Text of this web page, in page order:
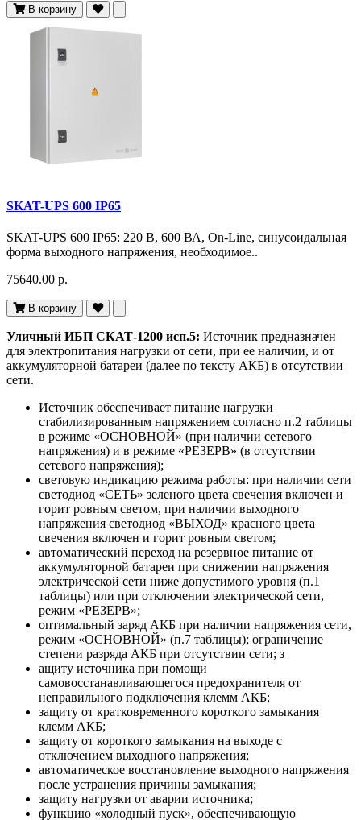
В корзину
SKAT-UPS 600 IP65
SKAT-UPS 600 IP65: 220 В, 600 ВА, On-Line, синусоидальная
форма выходного напряжения, необходимое..
75640.00 р.
В корзину
Уличный ИБП СКАТ-1200 исп.5: Источник предназначен
для электропитания нагрузки от сети, при ее наличии, и от
аккумуляторной батареи (далее по тексту АКБ) в отсутствии
сети.
Источник обеспечивает питание нагрузки
стабилизированным напряжением согласно п.2 таблицы
в режиме «ОСНОВНОЙ» (при наличии сетевого
напряжения) и в режиме «РЕЗЕРВ» (в отсутствии
сетевого напряжения);
световую индикацию режима работы: при наличии сети
светодиод «СЕТЬ» зеленого цвета свечения включен и
горит ровным светом, при наличии выходного
напряжения светодиод «ВЫХОД» красного цвета
свечения включен и горит ровным светом;
автоматический переход на резервное питание от
аккумуляторной батареи при снижении напряжения
электрической сети ниже допустимого уровня (п.1
таблицы) или при отключении электрической сети,
режим «РЕЗЕРВ»;
оптимальный заряд АКБ при наличии напряжения сети,
режим «ОСНОВНОЙ» (п.7 таблицы); ограничение
степени разряда АКБ при отсутствии сети; з
ащиту источника при помощи
самовосстанавливающегося предохранителя от
неправильного подключения клемм АКБ;
защиту от кратковременного короткого замыкания
клемм АКБ;
защиту от короткого замыкания на выходе с
отключением выходного напряжения;
автоматическое восстановление выходного напряжения
после устранения причины замыкания;
защиту нагрузки от аварии источника;
функцию «холодный пуск», обеспечивающую